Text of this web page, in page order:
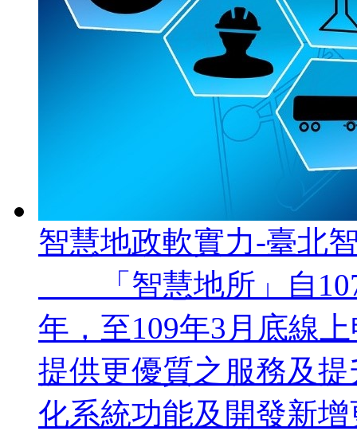
智慧地政軟實力-臺北
「智慧地所」自107
年，至109年3月底線
提供更優質之服務及
化系統功能及開發新